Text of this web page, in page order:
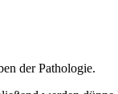
der Pathologie.